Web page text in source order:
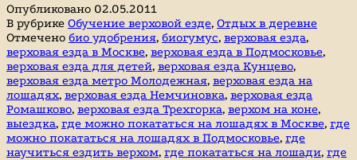
на
лошадях?
Опубликовано 02.05.2011
В рубрике Обучение верховой езде, Отдых в деревне
Отмечено био удобрения, биогумус, верховая езда,
верховая езда в Москве, верховая езда в Подмосковье,
верховая езда для детей, верховая езда Кунцево,
верховая езда метро Молодежная, верховая езда на
лошадях, верховая езда Немчиновка, верховая езда
Ромашково, верховая езда Трехгорка, верхом на коне,
выездка, где можно покататься на лошадях в Москве, где
можно покататься на лошадях в Подмосковье, где
научиться ездить верхом, где покататься на лошади, где